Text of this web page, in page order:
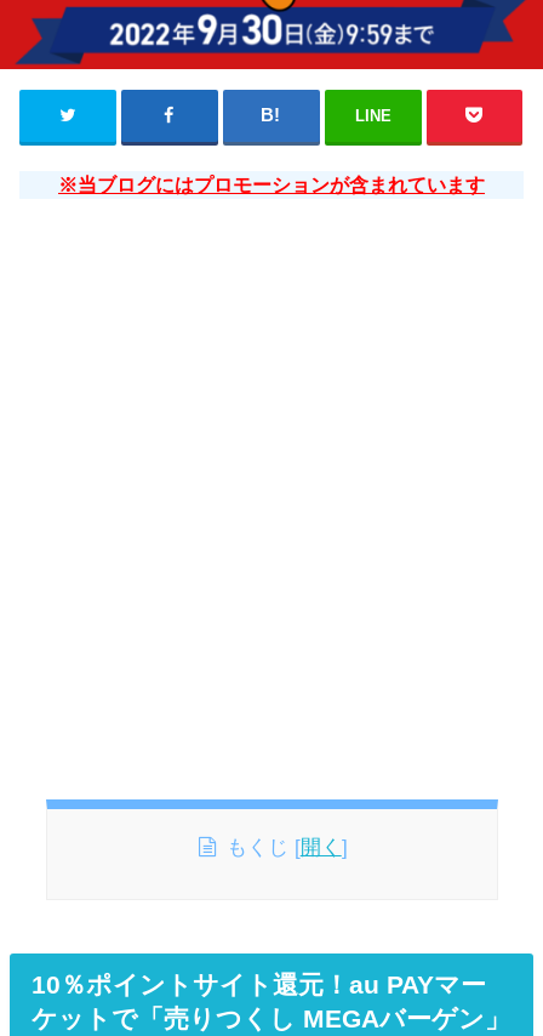
LINE
※当ブログにはプロモーションが含まれています
もくじ [開く ]
10％ポイントサイト還元！au PAYマー
ケットで「売りつくし MEGAバーゲン」